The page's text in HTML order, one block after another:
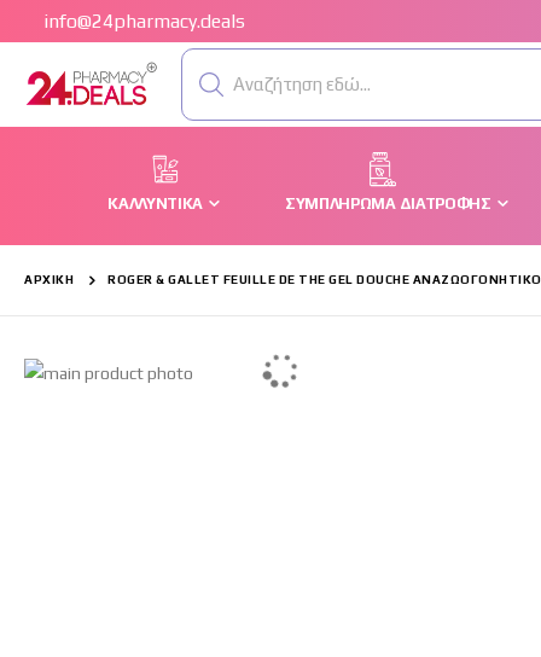
info@24pharmacy.deals
ΚΑΛΛΥΝΤΙΚΆ ΣΥΜΠΛΉΡΩΜΑ ΔΙΑΤΡΟΦΉΣ
Αναζήτηση εδώ...
ΑΡΧΙΚΉ ROGER & GALLET FEUILLE DE THE GEL DOUCHE
Μετάβαση